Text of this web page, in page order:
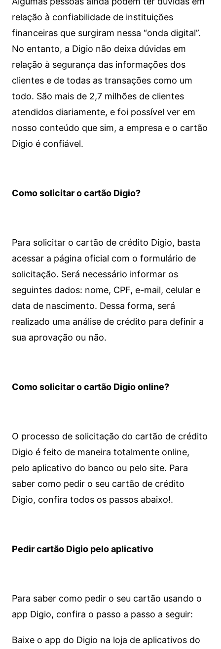
relação à confiabilidade de instituições
financeiras que surgiram nessa “onda digital”.
No entanto, a Digio não deixa dúvidas em
relação à segurança das informações dos
clientes e de todas as transações como um
todo. São mais de 2,7 milhões de clientes
atendidos diariamente, e foi possível ver em
nosso conteúdo que sim, a empresa e o cartão
Digio é confiável.
Como solicitar o cartão Digio?
Para solicitar o cartão de crédito Digio, basta
acessar a página oficial com o formulário de
solicitação. Será necessário informar os
seguintes dados: nome, CPF, e-mail, celular e
data de nascimento. Dessa forma, será
realizado uma análise de crédito para definir a
sua aprovação ou não.
Como solicitar o cartão Digio online?
O processo de solicitação do cartão de crédito
Digio é feito de maneira totalmente online,
pelo aplicativo do banco ou pelo site. Para
saber como pedir o seu cartão de crédito
Digio, confira todos os passos abaixo!.
Pedir cartão Digio pelo aplicativo
Para saber como pedir o seu cartão usando o
app Digio, confira o passo a passo a seguir:
Baixe o app do Digio na loja de aplicativos do